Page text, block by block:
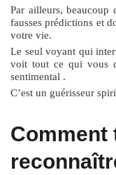
Par ailleurs,
fausses prédictions et
votre vie.
Le seul voyant qui
voit tout ce qui vous
sentimental .
C’est un guérisseur
Comment